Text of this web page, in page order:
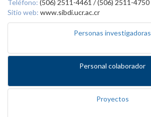
Teléfono: (506) 2511-4461 / (506) 2511-4750
Sitio web: www.sibdi.ucr.ac.cr
Personas investigadoras
Personal colaborador
Proyectos